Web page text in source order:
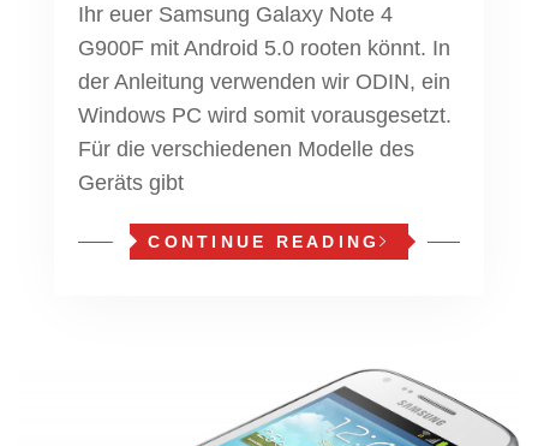
Ihr euer Samsung Galaxy Note 4
G900F mit Android 5.0 rooten könnt. In
der Anleitung verwenden wir ODIN, ein
Windows PC wird somit vorausgesetzt.
Für die verschiedenen Modelle des
Geräts gibt
CONTINUE READING